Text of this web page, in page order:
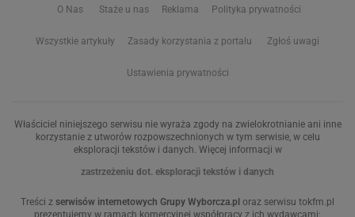
O Nas Staże u nas Reklama Polityka prywatności
Wszystkie artykuły Zasady korzystania z portalu Zgłoś uwagi
Ustawienia prywatności
Właściciel niniejszego serwisu nie wyraża zgody na zwielokrotnianie ani inne
korzystanie z utworów rozpowszechnionych w tym serwisie, w celu
eksploracji tekstów i danych. Więcej informacji w
zastrzeżeniu dot. eksploracji tekstów i danych
Treści z serwisów internetowych Grupy Wyborcza.pl oraz serwisu tokfm.pl
prezentujemy w ramach komercyjnej współpracy z ich wydawcami: